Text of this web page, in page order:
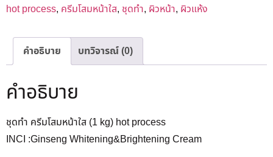
hot process, ครีมโสมหน้าใส, ชุดทำ, ผิวหน้า, ผิวแห้ง
คำอธิบาย บทวิจารณ์ (0)
คำอธิบาย
ชุดทำ ครีมโสมหน้าใส (1 kg) hot process
INCI :Ginseng Whitening&Brightening Cream